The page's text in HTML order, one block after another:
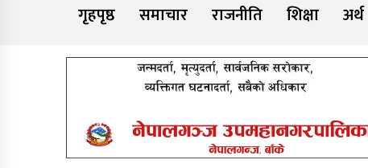
गृहपृष्ठ
समाचार राजनीति शिक्षा अर्थ